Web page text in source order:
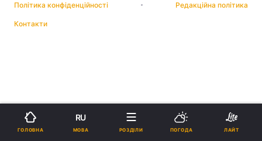
Політика конфіденційності Редакційна політика
Контакти
ГОЛОВНА
RU
МОВА РОЗДІЛИ ПОГОДА ЛАЙТ